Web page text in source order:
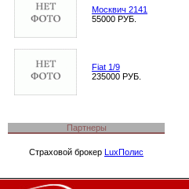
Москвич 2141
55000 РУБ.
Fiat 1/9
235000 РУБ.
Партнеры
Страховой брокер LuxПолис